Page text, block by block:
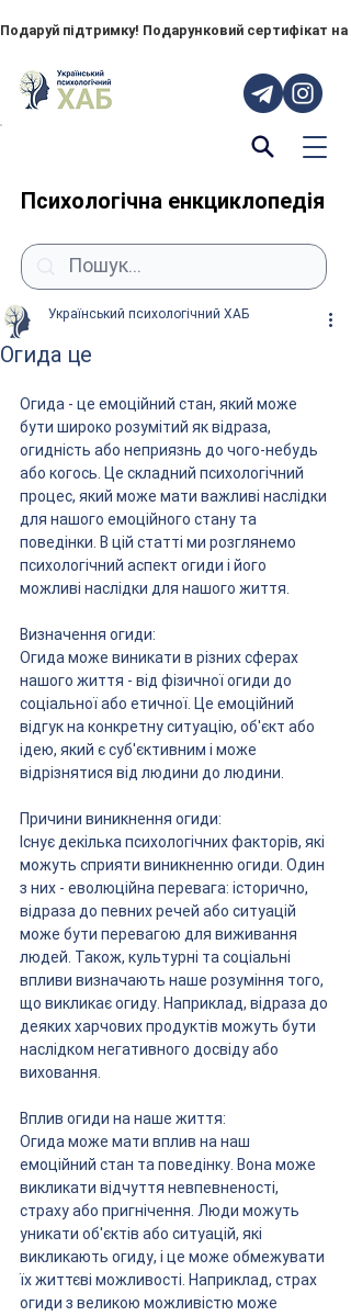
Подаруй підтримку! Подарунковий сертифікат
Психологічна енкциклопедія
Огида це
Український психологічний ХАБ
Огида - це емоційний стан, який може
бути широко розумітий як відраза,
огидність або неприязнь до чого-небудь
або когось. Це складний психологічний
процес, який може мати важливі наслідки
для нашого емоційного стану та
поведінки. В цій статті ми розглянемо
психологічний аспект огиди і його
можливі наслідки для нашого життя.
Визначення огиди:
Огида може виникати в різних сферах
нашого життя - від фізичної огиди до
соціальної або етичної. Це емоційний
відгук на конкретну ситуацію, об'єкт або
ідею, який є суб'єктивним і може
відрізнятися від людини до людини.
Причини виникнення огиди:
Існує декілька психологічних факторів, які
можуть сприяти виникненню огиди. Один
з них - еволюційна перевага: історично,
відраза до певних речей або ситуацій
може бути перевагою для виживання
людей. Також, культурні та соціальні
впливи визначають наше розуміння того,
що викликає огиду. Наприклад, відраза до
деяких харчових продуктів можуть бути
наслідком негативного досвіду або
виховання.
Вплив огиди на наше життя:
Огида може мати вплив на наш
емоційний стан та поведінку. Вона може
викликати відчуття невпевненості,
страху або пригнічення. Люди можуть
уникати об'єктів або ситуацій, які
викликають огиду, і це може обмежувати
їх життєві можливості. Наприклад, страх
огиди з великою можливістю може